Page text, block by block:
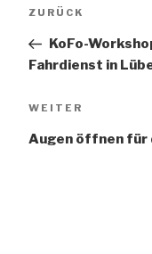
Vorheriger
ZURÜCK
KoFo-
Fahrdienst in
Nächster
WEITER
Augen öffnen für